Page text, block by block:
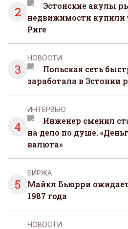
2
Эстонские акулы
недвижимости купили
Риге
3
НОВОСТИ
Польская сеть
заработала в
4
ИНТЕРВЬЮ
Инженер сменил
на дело по душе.
валюта»
5
БИРЖА
Майкл Бьюрри
1987 года
НОВОСТИ